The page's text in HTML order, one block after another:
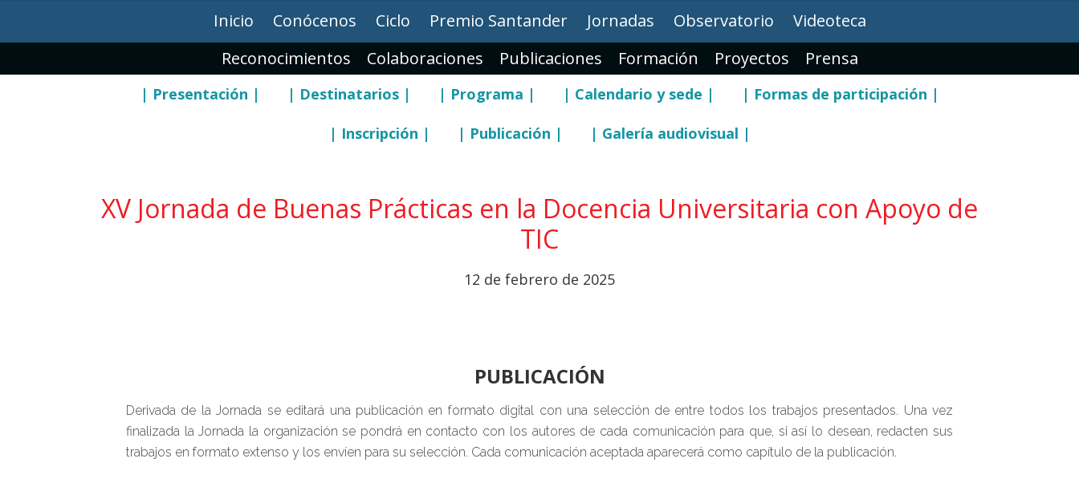
Inicio Conócenos Ciclo Premio Santander Jornadas Observatorio
Videoteca
Reconocimientos
Colaboraciones Publicaciones Formación Proyectos Prensa
| Presentación | | Destinatarios | | Programa | | Calendario y sede | | Formas de participación |
| Inscripción | | Publicación | | Galería audiovisual |
XV Jornada de Buenas Prácticas en la Docencia Universitaria con Apoyo de
TIC
12 de febrero de 2025
PUBLICACIÓN
Derivada de la Jornada se editará una publicación en formato digital con una selección de entre todos los trabajos presentados. Una vez
finalizada la Jornada la organización se pondrá en contacto con los autores de cada comunicación para que, si así lo desean, redacten sus
trabajos en formato extenso y los envíen para su selección. Cada comunicación aceptada aparecerá como capítulo de la publicación.